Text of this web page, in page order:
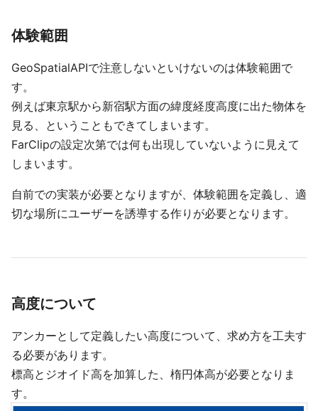
体験範囲
GeoSpatialAPIで注意しないといけないのは体験範囲で
す。
例えば東京駅から新宿駅方面の緯度経度高度に出た物体を
見る、ということもできてしまいます。
FarClipの設定次第では何も出現していないように見えて
しまいます。
自前での実装が必要となりますが、体験範囲を定義し、適
切な場所にユーザーを誘導する作りが必要となります。
高度について
アンカーとして定義したい高度について、求め方を工夫す
る必要があります。
標高とジオイド高を加算した、楕円体高が必要となりま
す。